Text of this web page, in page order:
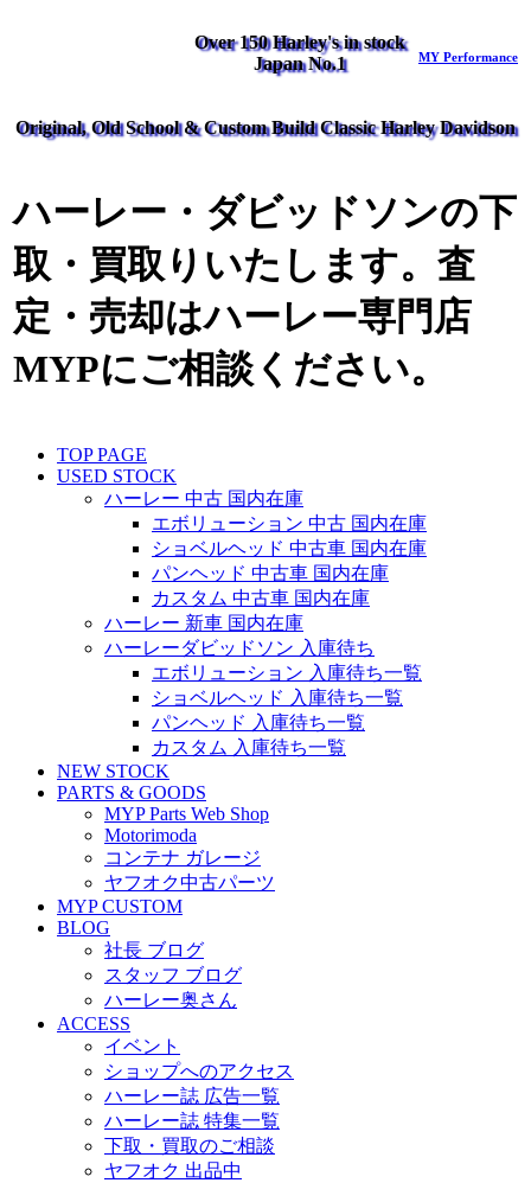
Over 150 Harley's in stock
Japan No.1
MY Performance
Original, Old School & Custom Build Classic Harley Davidson
ハーレー・ダビッドソンの下
取・買取りいたします。査
定・売却はハーレー専門店
MYPにご相談ください。
TOP PAGE
USED STOCK
ハーレー 中古 国内在庫
エボリューション 中古 国内在庫
ショベルヘッド 中古車 国内在庫
パンヘッド 中古車 国内在庫
カスタム 中古車 国内在庫
ハーレー 新車 国内在庫
ハーレーダビッドソン 入庫待ち
エボリューション 入庫待ち一覧
ショベルヘッド 入庫待ち一覧
パンヘッド 入庫待ち一覧
カスタム 入庫待ち一覧
NEW STOCK
PARTS & GOODS
MYP Parts Web Shop
Motorimoda
コンテナ ガレージ
ヤフオク中古パーツ
MYP CUSTOM
BLOG
社長 ブログ
スタッフ ブログ
ハーレー奥さん
ACCESS
イベント
ショップへのアクセス
ハーレー誌 広告一覧
ハーレー誌 特集一覧
下取・買取のご相談
ヤフオク 出品中